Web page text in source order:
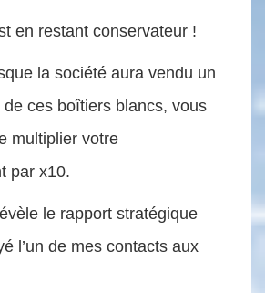
en restant conservateur !
la société aura vendu un
ces boîtiers blancs, vous
multiplier votre
par x10.
le rapport stratégique
l’un de mes contacts aux